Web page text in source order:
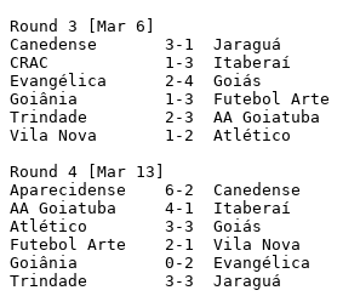
Round 3 [Mar 6]
Canedense       3-1  Jaraguá
CRAC            1-3  Itaberaí
Evangélica      2-4  Goiás
Goiânia         1-3  Futebol Arte
Trindade        2-3  AA Goiatuba
Vila Nova       1-2  Atlético
Round 4 [Mar 13]
Aparecidense    6-2  Canedense
AA Goiatuba     4-1  Itaberaí
Atlético        3-3  Goiás
Futebol Arte    2-1  Vila Nova
Goiânia         0-2  Evangélica
Trindade        3-3  Jaraguá